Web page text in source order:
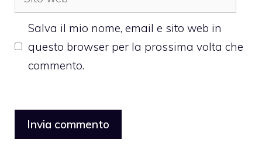
web
Salva il mio nome, email e sito web in
questo browser per la prossima volta che
commento.